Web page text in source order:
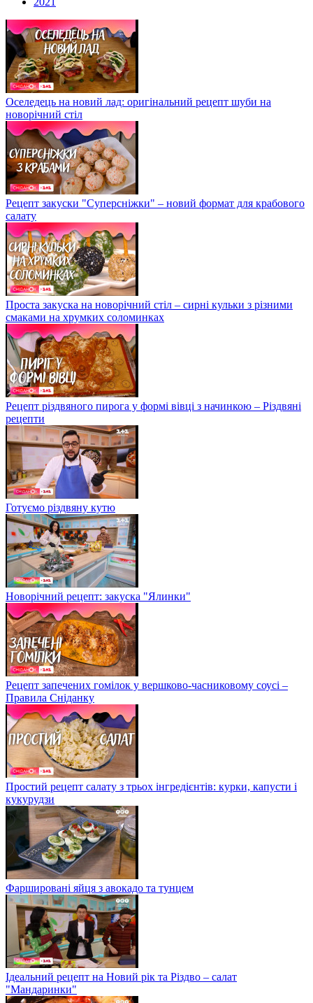
Оселедець на новий лад: оригінальний рецепт шуби на
новорічний стіл
Рецепт закуски "Суперсніжки" – новий формат для крабового
салату
Проста закуска на новорічний стіл – сирні кульки з різними
смаками на хрумких соломинках
Рецепт різдвяного пирога у формі вівці з начинкою – Різдвяні
рецепти
Готуємо різдвяну кутю
Новорічний рецепт: закуска "Ялинки"
Рецепт запечених гомілок у вершково-часниковому соусі –
Правила Сніданку
Простий рецепт салату з трьох інгредієнтів: курки, капусти і
кукурудзи
Фаршировані яйця з авокадо та тунцем
Ідеальний рецепт на Новий рік та Різдво – салат
"Мандаринки"